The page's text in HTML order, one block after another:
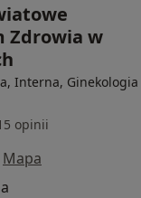
Zdrowia w
Interna, Ginekologia
opinii
Mapa